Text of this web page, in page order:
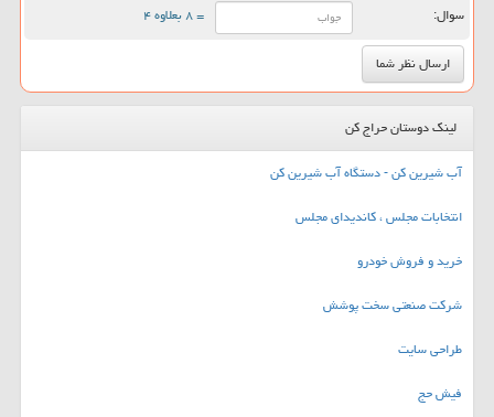
سوال: = ۸ بعلاوه ۴
لینک دوستان حراج کن
آب شیرین کن - دستگاه آب شیرین کن
انتخابات مجلس ، کاندیدای مجلس
خرید و فروش خودرو
شرکت صنعتی سخت پوشش
طراحی سایت
فیش حج